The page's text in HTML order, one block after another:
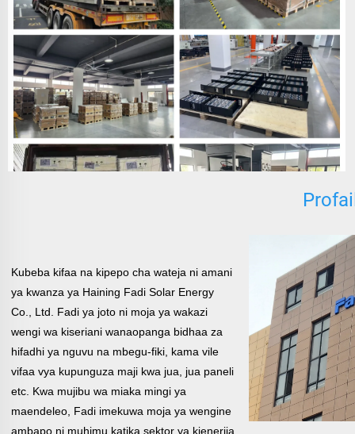
Kubeba kifaa na kipepo cha wateja ni amani
ya kwanza ya Haining Fadi Solar Energy
Co., Ltd. Fadi ya joto ni moja ya wakazi
wengi wa kiseriani wanaopanga bidhaa za
hifadhi ya nguvu na mbegu-fiki, kama vile
vifaa vya kupunguza maji kwa jua, jua paneli
etc. Kwa mujibu wa miaka mingi ya
maendeleo, Fadi imekuwa moja ya wengine
ambapo ni muhimu katika sektor ya kienerjia